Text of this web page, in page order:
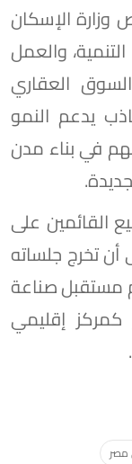
وزارة الإسكان
والعمل
العقاري
يدعم النمو
في بناء مدن
القائمين على
أن تخرج جلساته
مستقبل صناعة
كمركز إقليمي
مصر